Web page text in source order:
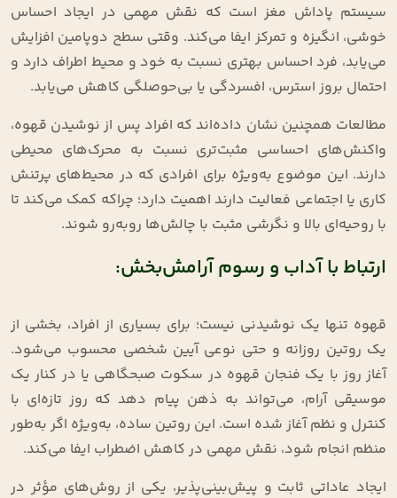
سیستم پاداش مغز است که نقش مهمی در ایجاد احساس
خوشی، انگیزه و تمرکز ایفا می‌کند. وقتی سطح دوپامین افزایش
می‌یابد، فرد احساس بهتری نسبت به خود و محیط اطراف دارد و
احتمال بروز استرس، افسردگی یا بی‌حوصلگی کاهش می‌یابد.
مطالعات همچنین نشان داده‌اند که افراد پس از نوشیدن قهوه،
واکنش‌های احساسی مثبت‌تری نسبت به محرک‌های محیطی
دارند. این موضوع به‌ویژه برای افرادی که در محیط‌های پرتنش
کاری یا اجتماعی فعالیت دارند اهمیت دارد؛ چراکه کمک می‌کند تا
با روحیه‌ای بالا و نگرشی مثبت با چالش‌ها روبه‌رو شوند.
ارتباط با آداب و رسوم آرامش‌بخش:
قهوه تنها یک نوشیدنی نیست؛ برای بسیاری از افراد، بخشی از
یک روتین روزانه و حتی نوعی آیین شخصی محسوب می‌شود.
آغاز روز با یک فنجان قهوه در سکوت صبحگاهی یا در کنار یک
موسیقی آرام، می‌تواند به ذهن پیام دهد که روز تازه‌ای با
کنترل و نظم آغاز شده است. این روتین ساده، به‌ویژه اگر به‌طور
منظم انجام شود، نقش مهمی در کاهش اضطراب ایفا می‌کند.
ایجاد عاداتی ثابت و پیش‌بینی‌پذیر، یکی از روش‌های مؤثر در